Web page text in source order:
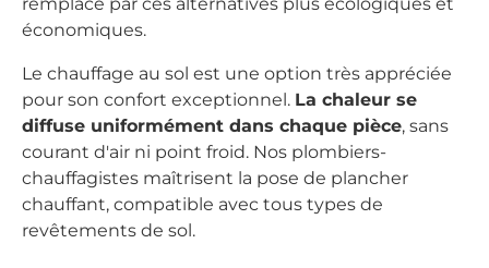
économiques.
Le chauffage au sol est une option très appréciée
pour son confort exceptionnel. La chaleur se
diffuse uniformément dans chaque pièce, sans
courant d'air ni point froid. Nos plombiers-
chauffagistes maîtrisent la pose de plancher
chauffant, compatible avec tous types de
revêtements de sol.